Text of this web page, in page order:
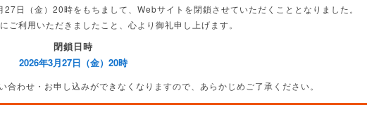
日（金）20時をもちまして、Webサイトを閉鎖させていただくこととなりました。
ご利用いただきましたこと、心より御礼申し上げます。
閉鎖日時
2026年3月27日（金）20時
わせ・お申し込みができなくなりますので、あらかじめご了承ください。